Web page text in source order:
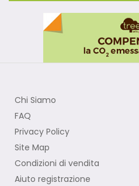
Chi Siamo
FAQ
Privacy Policy
Site Map
Condizioni di vendita
Aiuto registrazione